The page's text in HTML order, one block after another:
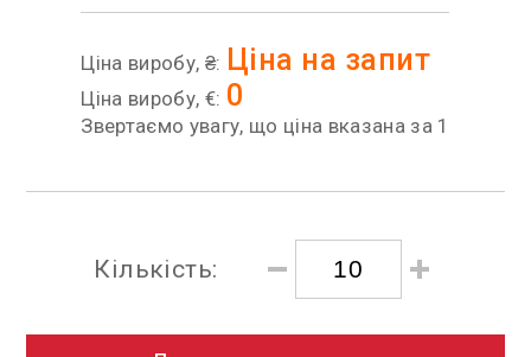
Ціна виробу, ₴: Ціна на запит
Ціна виробу, €: 0
Звертаємо увагу, що ціна вказана за 1
Кількість: